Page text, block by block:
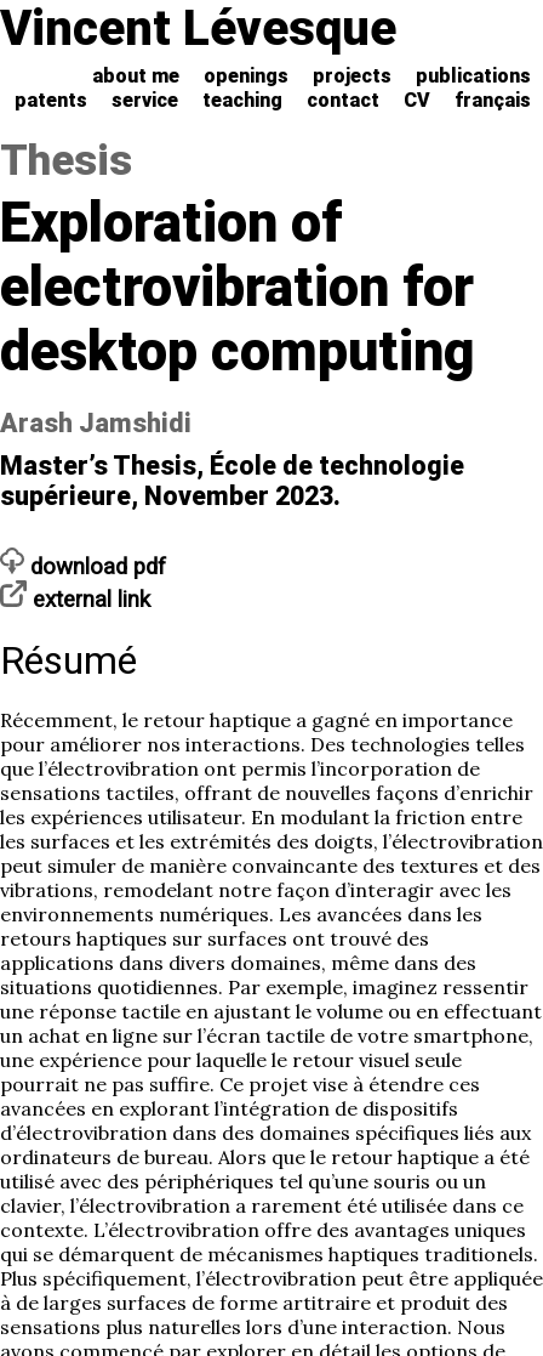
Vincent Lévesque
about me openings projects
publications
patents
service teaching contact CV français
Thesis
Exploration of
electrovibration for
desktop computing
Arash Jamshidi
Master’s Thesis, École de technologie
supérieure, November 2023.
download pdf
external link
Résumé
Récemment, le retour haptique a gagné en importance
pour améliorer nos interactions. Des technologies telles
que l’électrovibration ont permis l’incorporation de
sensations tactiles, offrant de nouvelles façons d’enrichir
les expériences utilisateur. En modulant la friction entre
les surfaces et les extrémités des doigts, l’électrovibration
peut simuler de manière convaincante des textures et des
vibrations, remodelant notre façon d’interagir avec les
environnements numériques. Les avancées dans les
retours haptiques sur surfaces ont trouvé des
applications dans divers domaines, même dans des
situations quotidiennes. Par exemple, imaginez ressentir
une réponse tactile en ajustant le volume ou en effectuant
un achat en ligne sur l’écran tactile de votre smartphone,
une expérience pour laquelle le retour visuel seule
pourrait ne pas suffire. Ce projet vise à étendre ces
avancées en explorant l’intégration de dispositifs
d’électrovibration dans des domaines spécifiques liés aux
ordinateurs de bureau. Alors que le retour haptique a été
utilisé avec des périphériques tel qu’une souris ou un
clavier, l’électrovibration a rarement été utilisée dans ce
contexte. L’électrovibration offre des avantages uniques
qui se démarquent de mécanismes haptiques traditionels.
Plus spécifiquement, l’électrovibration peut être appliquée
à de larges surfaces de forme artitraire et produit des
sensations plus naturelles lors d’une interaction. Nous
avons commencé par explorer en détail les options de